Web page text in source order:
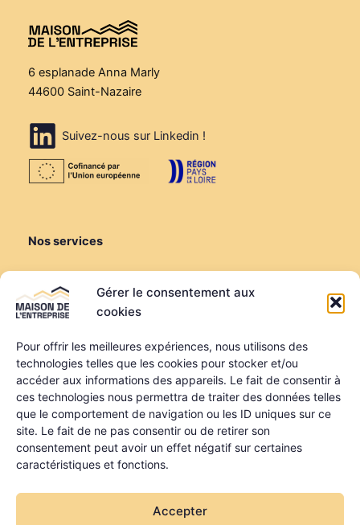
Gérer le consentement aux
cookies
Pour offrir les meilleures expériences, nous utilisons des
technologies telles que les cookies pour stocker et/ou
accéder aux informations des appareils. Le fait de consentir à
ces technologies nous permettra de traiter des données telles
que le comportement de navigation ou les ID uniques sur ce
site. Le fait de ne pas consentir ou de retirer son
consentement peut avoir un effet négatif sur certaines
caractéristiques et fonctions.
Accepter
6 esplanade Anna Marly
44600 Saint-Nazaire
Suivez-nous sur Linkedin !
Nos services
Louer une salle de réunion
Louer un bureau
Domiciliation
Informations
Mentions légales
Politique de confidentialité
Qui sommes-nous ?
Nos partenaires
La MDE a été financée dans le cadre du programme